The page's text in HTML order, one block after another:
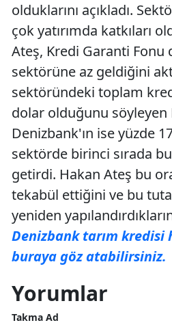
olduklarını açıkladı.
çok yatırımda katkıları
Ateş, Kredi Garanti
sektörüne az geldiğini
sektöründeki toplam
dolar olduğunu söyleyen
Denizbank'ın ise yüzde
sektörde birinci sırada
getirdi. Hakan Ateş bu
tekabül ettiğini ve bu
yeniden
Denizbank tarım kredisi
buraya göz atabilirsiniz.
Yorumlar
Takma Ad